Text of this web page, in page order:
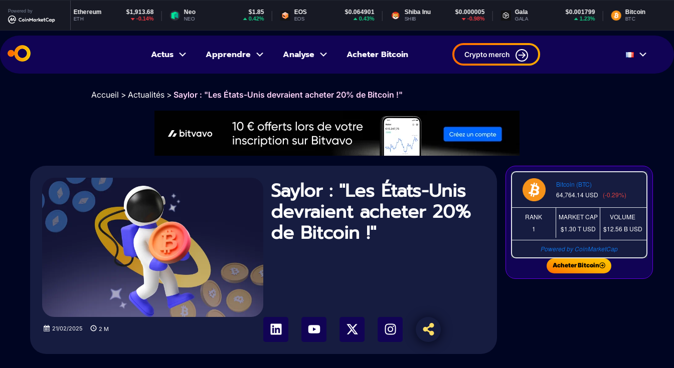
Powered by $1,913.68
ETH
Neo
NEO
EOS $0.064901
EOS
Shiba Inu $0.000005
SHIB
Gala $0.001799
GALA
Bitcoin $64,764.14
BTC
Actus Apprendre Analyse Acheter Bitcoin Crypto merch
Accueil > Actualités > Saylor : "Les États-Unis devraient acheter 20% de Bitcoin !"
Saylor : "Les États-Unis
devraient acheter 20%
de Bitcoin !"
21/02/2025 2 M
Bitcoin (BTC)
64,764.14 USD (-0.29%)
RANK
1
MARKET CAP
$1.30 TUSD
VOLUME
$12.56 B USD
Powered by CoinMarketCap
Acheter Bitcoin